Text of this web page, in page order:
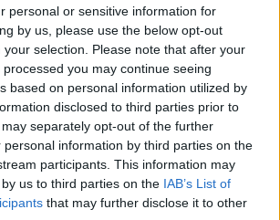
personal or sensitive information for
by us, please use the below opt-out
selection. Please note that after your
you may continue seeing
based on personal information utilized by
disclosed to third parties prior to
separately opt-out of the further
personal information by third parties on the
participants. This information may
us to third parties on the IAB’s List of
that may further disclose it to other
un 8.46% y arrastra a las materias